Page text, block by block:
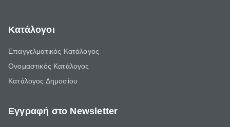
Κατάλογοι
Επαγγελματικός Κατάλογος
Ονομαστικός Κατάλογος
Κατάλογος Δημοσίου
Εγγραφή στο Newsletter